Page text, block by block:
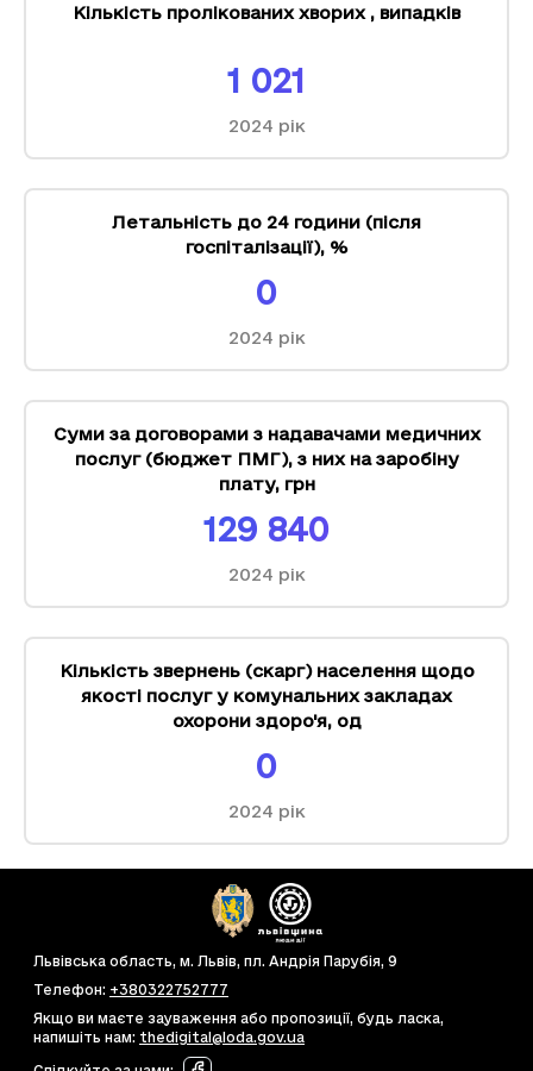
Кількість пролікованих хворих , випадків
1 021
2024 рік
Летальність до 24 години (після
госпіталізації), %
0
2024 рік
Суми за договорами з надавачами медичних
послуг (бюджет ПМГ), з них на заробіну
плату, грн
129 840
2024 рік
Кількість звернень (скарг) населення щодо
якості послуг у комунальних закладах
охорони здоро'я, од
0
2024 рік
Львівська область, м. Львів, пл. Андрія Парубія, 9
Телефон: +380322752777
Якщо ви маєте зауваження або пропозиції, будь ласка,
напишіть нам: thedigital@loda.gov.ua